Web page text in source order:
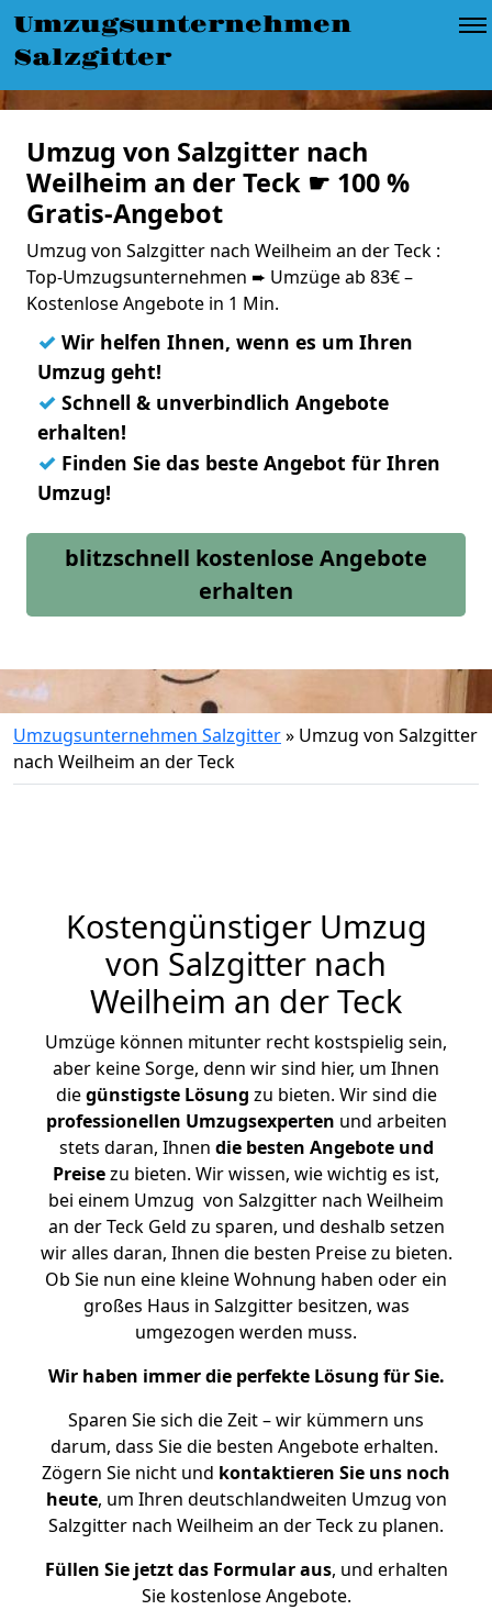
Umzugsunternehmen
Salzgitter
Umzug von Salzgitter nach
Weilheim an der Teck ☛ 100 %
Gratis-Angebot
Umzug von Salzgitter nach Weilheim an der Teck :
Top-Umzugsunternehmen ➨ Umzüge ab 83€ –
Kostenlose Angebote in 1 Min.
✓ Wir helfen Ihnen, wenn es um Ihren
Umzug geht!
✓ Schnell & unverbindlich Angebote
erhalten!
✓ Finden Sie das beste Angebot für Ihren
Umzug!
blitzschnell kostenlose Angebote
erhalten
Umzugsunternehmen Salzgitter» Umzug von Salzgitter
nach Weilheim an der Teck
Kostengünstiger Umzug
von Salzgitter nach
Weilheim an der Teck
Umzüge können mitunter recht kostspielig sein,
aber keine Sorge, denn wir sind hier, um Ihnen
diegünstigste Lösung zu bieten. Wir sind die
professionellen Umzugsexperten und arbeiten
stets daran, Ihnen die besten Angebote und
Preisezu bieten. Wir wissen, wie wichtig es ist,
bei einem Umzug von Salzgitter nach Weilheim
an der Teck Geld zu sparen, und deshalb setzen
wir alles daran, Ihnen die besten Preise zu bieten.
Ob Sie nun eine kleine Wohnung haben oder ein
großes Haus in Salzgitter besitzen, was
umgezogen werden muss.
Wir haben immer die perfekte Lösung für Sie.
Sparen Sie sich die Zeit – wir kümmern uns
darum, dass Sie die besten Angebote erhalten.
Zögern Sie nicht und kontaktieren Sie uns noch
heute, um Ihren deutschlandweiten Umzug von
Salzgitter nach Weilheim an der Teck zu planen.
Füllen Sie jetzt das Formular aus, und erhalten
Sie kostenlose Angebote.